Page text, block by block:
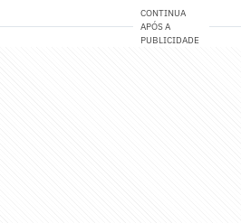
CONTINUA
APÓS A
PUBLICIDADE